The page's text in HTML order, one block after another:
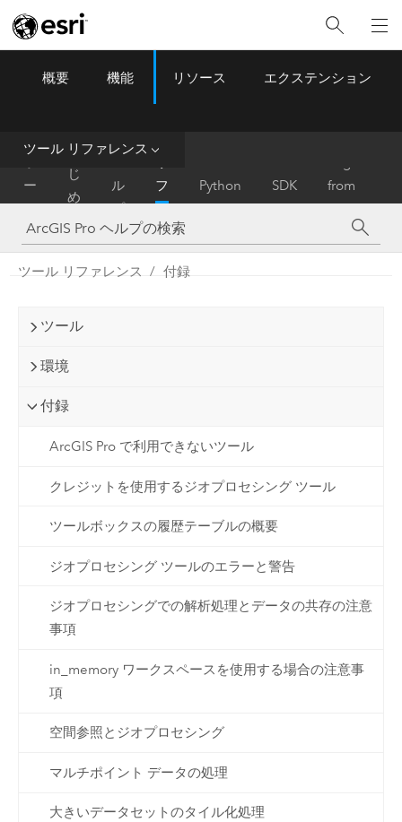
ArcGIS Pro Menu
概要 機能 リソース エクステンション
ツール リファレンス
ー
ム
は
じ
め
に
ル
プ
フ
ァ
レ
ン
ス
Python SDK
from
ArcMap
ツール リファレンス 付録
ツール
環境
付録
ArcGIS Pro で利用できないツール
クレジットを使用するジオプロセシング ツール
ツールボックスの履歴テーブルの概要
ジオプロセシング ツールのエラーと警告
ジオプロセシングでの解析処理とデータの共存の注意
事項
in_memory ワークスペースを使用する場合の注意事
項
空間参照とジオプロセシング
マルチポイント データの処理
大きいデータセットのタイル化処理